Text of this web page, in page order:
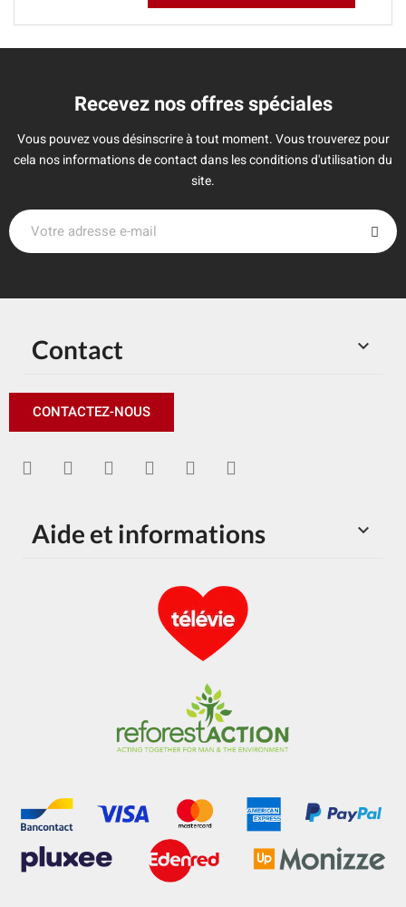
Recevez nos offres spéciales
Vous pouvez vous désinscrire à tout moment. Vous trouverez pour
cela nos informations de contact dans les conditions d'utilisation du
site.

Contact
CONTACTEZ-NOUS

Aide et informations